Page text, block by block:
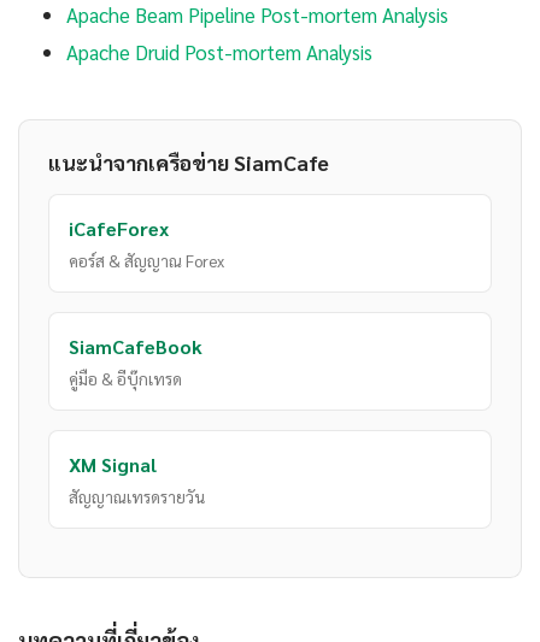
Apache Beam Pipeline Post-mortem Analysis
Apache Druid Post-mortem Analysis
แนะนำจากเครือข่าย SiamCafe
iCafeForex
คอร์ส & สัญญาณ Forex
SiamCafeBook
คู่มือ & อีบุ๊กเทรด
XM Signal
สัญญาณเทรดรายวัน